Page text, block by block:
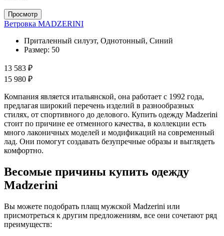
Просмотр
Ветровка MADZERINI
Приталенный силуэт, Однотонный, Синий
Размер: 50
13 583 ₽
15 980 ₽
Компания является итальянской, она работает с 1992 года,
предлагая широкий перечень изделий в разнообразных
стилях, от спортивного до делового. Купить одежду Madzerini
стоит по причине ее отменного качества, в коллекции есть
много лаконичных моделей и модификаций на современный
лад. Они помогут создавать безупречные образы и выглядеть
комфортно.
Весомые причины купить одежду
Madzerini
Вы можете подобрать плащ мужской Madzerini или
присмотреться к другим предложениям, все они сочетают ряд
преимуществ: